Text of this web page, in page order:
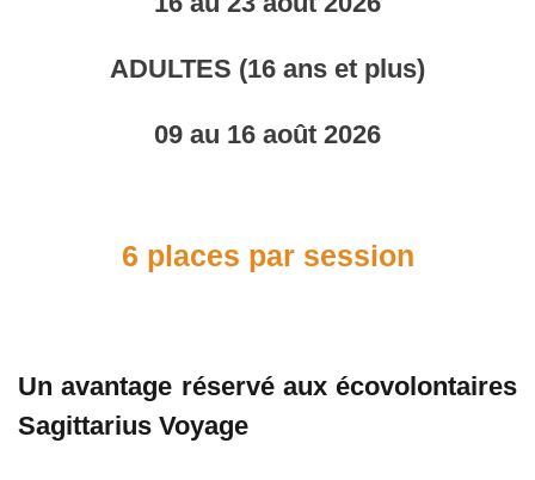
ADULTES (16 ans et plus)
09 au 16 août 2026
6 places par session
Un avantage réservé aux écovolontaires
Sagittarius Voyage